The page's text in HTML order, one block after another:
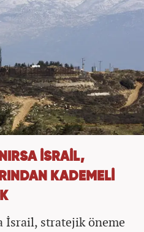
İSRAİL,
KADEMELİ
İsrail, stratejik öneme